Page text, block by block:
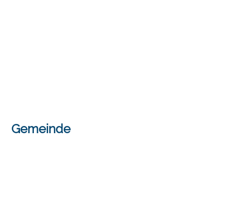
Gemeinde